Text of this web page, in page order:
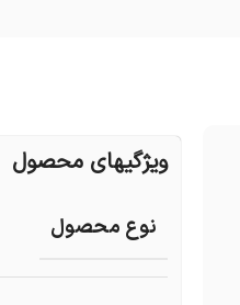
ویژگیهای محصول
نوع محصول